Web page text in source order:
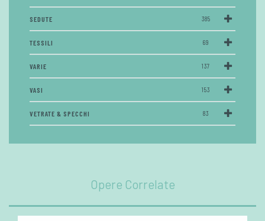
SEDUTE 385
TESSILI 69
VARIE 137
VASI 153
VETRATE & SPECCHI 83
Opere Correlate